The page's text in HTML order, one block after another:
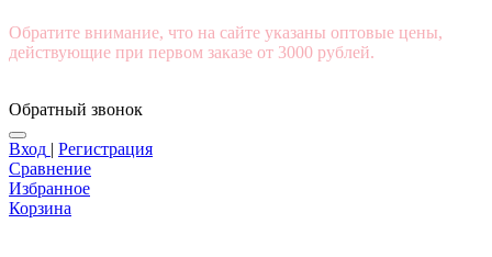
Обратите внимание, что на сайте указаны оптовые цены,
действующие при первом заказе от 3000 рублей.
Обратный звонок
Вход | Регистрация
Сравнение
Избранное
Корзина